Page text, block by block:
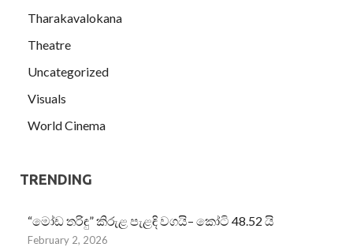
Tharakavalokana
Theatre
Uncategorized
Visuals
World Cinema
TRENDING
“මෝඩ තරිඳු” කිරුළ පැළඳි වගයි– කෝටි 48.52 යි
February 2, 2026